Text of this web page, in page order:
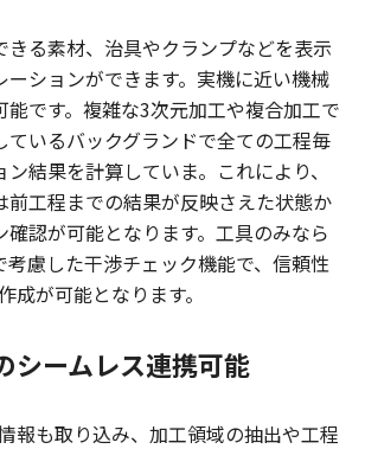
きる素材、治具やクランプなどを表示
ーションができます。実機に近い機械
能です。複雑な3次元加工や複合加工で
ているバックグランドで全ての工程毎
結果を計算していま。これにより、
前工程までの結果が反映さえた状態か
確認が可能となります。工具のみなら
考慮した干渉チェック機能で、信頼性
成が可能となります。
シームレス連携可能
報も取り込み、加工領域の抽出や工程